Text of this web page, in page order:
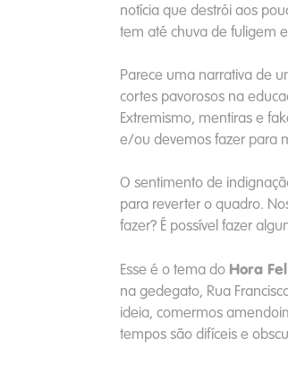
notícia que destrói aos
tem até chuva de fuligem
Parece uma narrativa de
cortes pavorosos na
Extremismo, mentiras e
e/ou devemos fazer para
O sentimento de
para reverter o quadro.
fazer? É possível fazer
Esse é o tema do Hora
na gedegato, Rua
ideia, comermos
tempos são difíceis e